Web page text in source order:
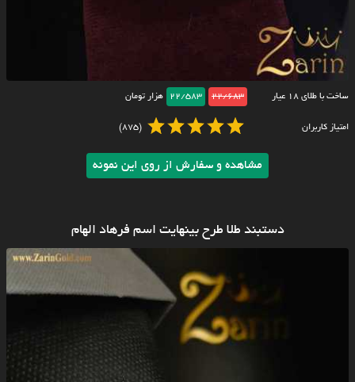
ساخت با طلای ۱۸ عیار 22/683
22/583 هزار تومان
امتیاز کاربران (875)
مشاهده و سفارش از روی این نمونه
دستبند طلا طرح بینهایت اسم فرهاد الهام